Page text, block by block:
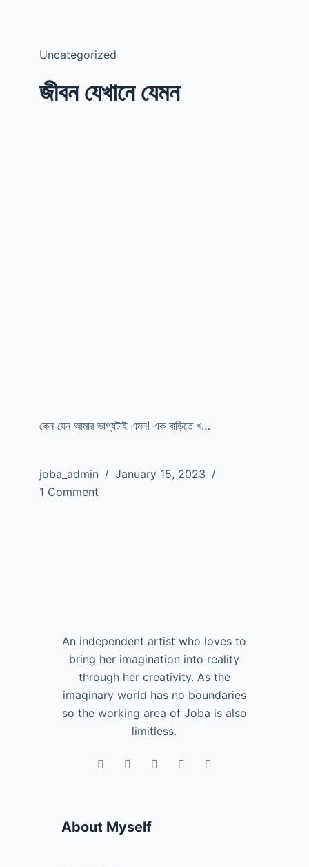
Uncategorized
জীবন যেখানে যেমন
কেন যেন আমার ভাগ্যটাই এমন! এক বাড়িতে খ…
joba_admin
January 15, 2023
1 Comment
An independent artist who loves to
bring her imagination into reality
through her creativity. As the
imaginary world has no boundaries
so the working area of Joba is also
limitless.
About Myself